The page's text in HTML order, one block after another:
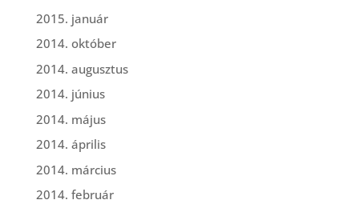
2015. január
2014. október
2014. augusztus
2014. június
2014. május
2014. április
2014. március
2014. február